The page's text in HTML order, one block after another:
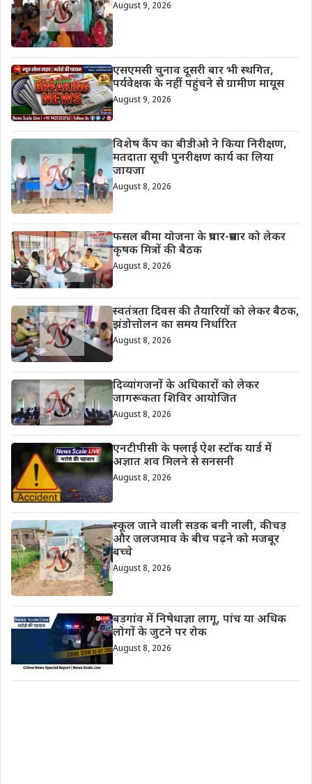
August 9, 2026
एसएमसी चुनाव दूसरी बार भी स्थगित,
पर्यवेक्षक के नहीं पहुंचने से ग्रामीण मायूस
August 9, 2026
विशेष कैंप का बीडीओ ने किया निरीक्षण,
मतदाता सूची पुनरीक्षण कार्य का लिया
जायजा
August 8, 2026
फसल बीमा योजना के प्रचार-प्रसार को लेकर
कृषक मित्रों की बैठक
August 8, 2026
स्वतंत्रता दिवस की तैयारियों को लेकर बैठक,
झंडोत्तोलन का समय निर्धारित
August 8, 2026
दिव्यांगजनों के अधिकारों को लेकर
जागरूकता शिविर आयोजित
August 8, 2026
एनटीपीसी के फ्लाई ऐश स्टॉक यार्ड में
अज्ञात शव मिलने से सनसनी
August 8, 2026
स्कूल जाने वाली सड़क बनी नाली, कीचड़
और जलजमाव के बीच पढ़ने को मजबूर
बच्चे
August 8, 2026
बड़गांव में निषेधाज्ञा लागू, पांच या अधिक
लोगों के जुटने पर रोक
August 8, 2026